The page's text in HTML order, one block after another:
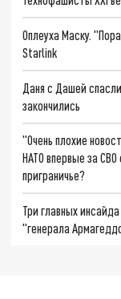
Оплеуха Маску.
Starlink
Даня с Дашей
закончились
"Очень плохие
НАТО впервые за
приграничье?
Три главных
"генерала